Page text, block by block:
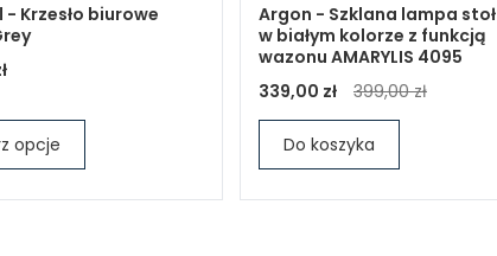
- Krzesło biurowe
opcje
Argon - Szklana lampa
w białym kolorze z funkcją
wazonu AMARYLIS 4095
339,00 zł
399,00 zł
Do koszyka